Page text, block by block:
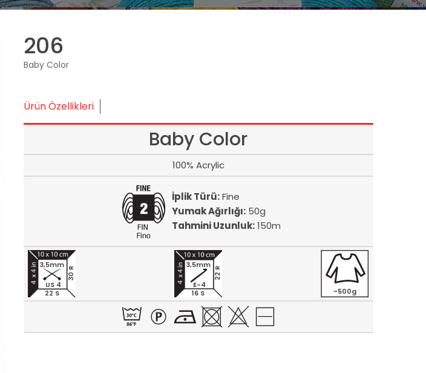
206
Baby Color
Ürün Özellikleri
Baby Color
100% Acrylic
İplik Türü:Fine
Yumak Ağırlığı:50g
Tahmini Uzunluk:150m
22 S
30 R
3,5mm
US 4
16 S
22 R
3,5mm
E-4
~500g